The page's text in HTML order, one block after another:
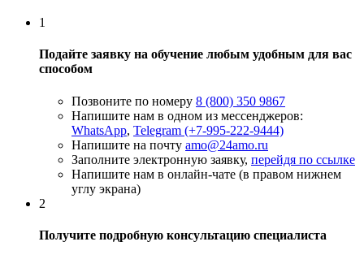
1
Подайте заявку на обучение любым удобным для вас
способом
Позвоните по номеру 8 (800) 350 9867
Напишите нам в одном из мессенджеров:
WhatsApp, Telegram (+7-995-222-9444)
Напишите на почту amo@24amo.ru
Заполните электронную заявку, перейдя по ссылке
Напишите нам в онлайн-чате (в правом нижнем
углу экрана)
2
Получите подробную консультацию специалиста